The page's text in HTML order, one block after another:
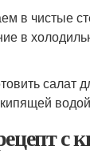
в чистые
в
салат